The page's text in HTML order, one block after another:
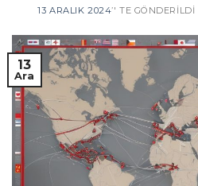
13 ARALIK 2024’' TE GÖNDERILDI
13
Ara